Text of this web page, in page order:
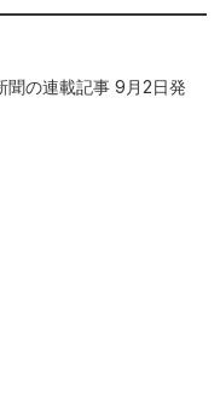
聞の連載記事 9月2日発